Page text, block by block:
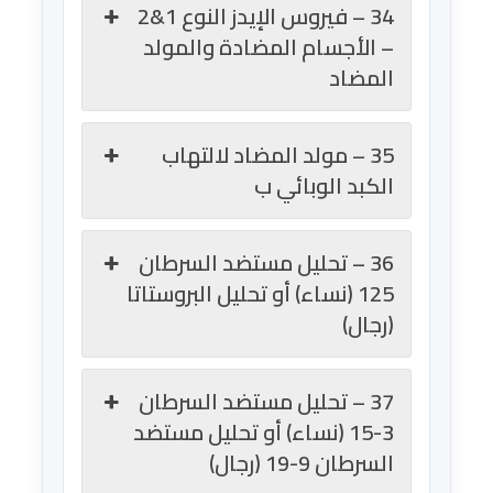
34 – فيروس الإيدز النوع 1&2
– الأجسام المضادة والمولد
المضاد
35 – مولد المضاد لالتهاب
الكبد الوبائي ب
36 – تحليل مستضد السرطان
125 (نساء) أو تحليل البروستاتا
(رجال)
37 – تحليل مستضد السرطان
3-15 (نساء) أو تحليل مستضد
السرطان 9-19 (رجال)